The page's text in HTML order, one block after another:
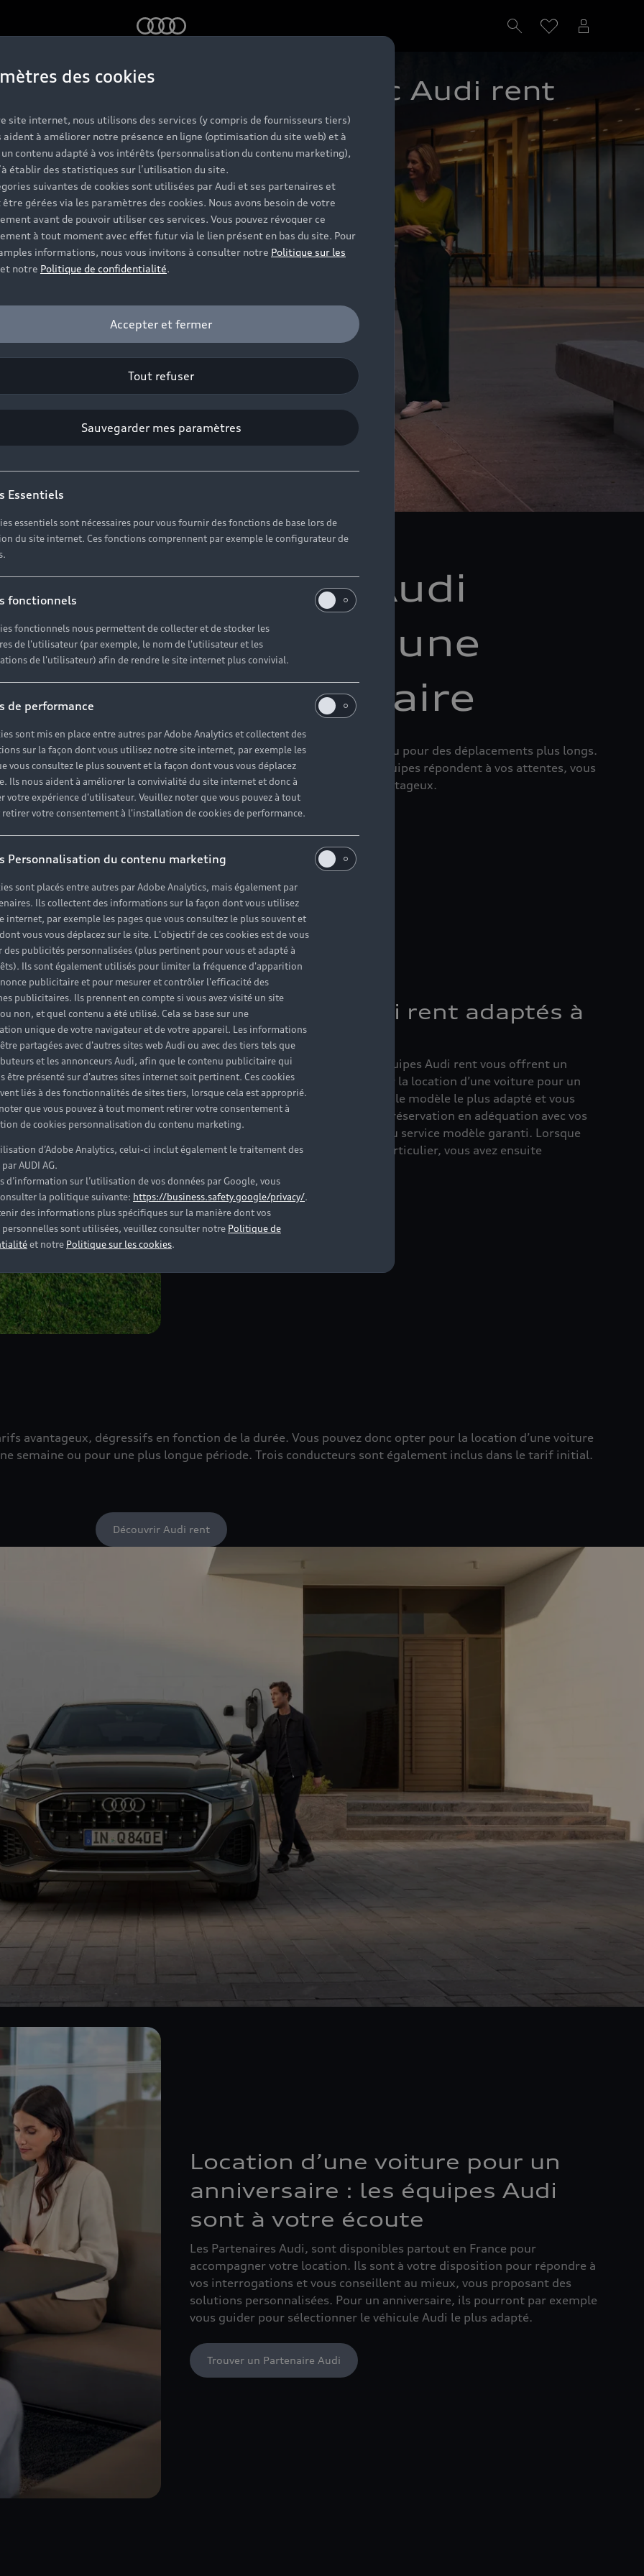
un anniversaire avec Audi rent
les services Audi
de la location d’une
pour un anniversaire
de mobilité, pour un événement particulier comme un anniversaire, ou pour des déplacements plus longs.
correspond, tout en bénéficiant des avantages Audi rent. Les équipes répondent à vos attentes, vous
adapté à vos besoins et vous permettent de bénéficier de tarifs avantageux.
Des services Audi rent adaptés à
vos besoins
Disponibles et à votre écoute, les équipes Audi rent vous offrent un
accompagnement personnalisé pour la location d’une voiture pour un
anniversaire. Ils vous conseillent sur le modèle le plus adapté et vous
permettent de choisir une durée de réservation en adéquation avec vos
besoins. Vous bénéficiez en outre, du service modèle garanti. Lorsque
vous réservez un véhicule Audi en particulier, vous avez ensuite
avantageux, dégressifs en fonction de la durée. Vous pouvez donc opter pour la location d’une voiture
semaine ou pour une plus longue période. Trois conducteurs sont également inclus dans le tarif initial.
Découvrir Audi rent
Location d’une voiture pour un
anniversaire : les équipes Audi
sont à votre écoute
Les Partenaires Audi, sont disponibles partout en France pour
accompagner votre location. Ils sont à votre disposition pour répondre à
vos interrogations et vous conseillent au mieux, vous proposant des
solutions personnalisées. Pour un anniversaire, ils pourront par exemple
vous guider pour sélectionner le véhicule Audi le plus adapté.
Trouver un Partenaire Audi
des cookies
site internet, nous utilisons des services (y compris de fournisseurs tiers)
aident à améliorer notre présence en ligne (optimisation du site web) et à
contenu adapté à vos intérêts (personnalisation du contenu marketing),
établir des statistiques sur l’utilisation du site.
suivantes de cookies sont utilisées par Audi et ses partenaires et
être gérées via les paramètres des cookies. Nous avons besoin de votre
avant de pouvoir utiliser ces services. Vous pouvez révoquer ce
à tout moment avec effet futur via le lien présent en bas du site. Pour
informations, nous vous invitons à consulter notre Politique sur les
et notre Politique de confidentialité.
Accepter et fermer
Tout refuser
Sauvegarder mes paramètres
Essentiels
essentiels sont nécessaires pour vous fournir des fonctions de base lors de
du site internet. Ces fonctions comprennent par exemple le configurateur de
fonctionnels
fonctionnels nous permettent de collecter et de stocker les
de l'utilisateur (par exemple, le nom de l'utilisateur et les
de l'utilisateur) afin de rendre le site internet plus convivial.
de performance
sont mis en place entre autres par Adobe Analytics et collectent des
sur la façon dont vous utilisez notre site internet, par exemple les
vous consultez le plus souvent et la façon dont vous vous déplacez
Ils nous aident à améliorer la convivialité du site internet et donc à
votre expérience d'utilisateur. Veuillez noter que vous pouvez à tout
votre consentement à l'installation de cookies de performance.
Personnalisation du contenu marketing
sont placés entre autres par Adobe Analytics, mais également par
Ils collectent des informations sur la façon dont vous utilisez
internet, par exemple les pages que vous consultez le plus souvent et
vous vous déplacez sur le site. L'objectif de ces cookies est de vous
des publicités personnalisées (plus pertinent pour vous et adapté à
Ils sont également utilisés pour limiter la fréquence d'apparition
publicitaire et pour mesurer et contrôler l'efficacité des
publicitaires. Ils prennent en compte si vous avez visité un site
non, et quel contenu a été utilisé. Cela se base sur une
unique de votre navigateur et de votre appareil. Les informations
partagées avec d'autres sites web Audi ou avec des tiers tels que
et les annonceurs Audi, afin que le contenu publicitaire qui
être présenté sur d'autres sites internet soit pertinent. Ces cookies
liés à des fonctionnalités de sites tiers, lorsque cela est approprié.
que vous pouvez à tout moment retirer votre consentement à
de cookies personnalisation du contenu marketing.
d’Adobe Analytics, celui-ci inclut également le traitement des
AUDI AG.
d’information sur l’utilisation de vos données par Google, vous
la politique suivante: https://business.safety.google/privacy/.
des informations plus spécifiques sur la manière dont vos
personnelles sont utilisées, veuillez consulter notre Politique de
et notre Politique sur les cookies.